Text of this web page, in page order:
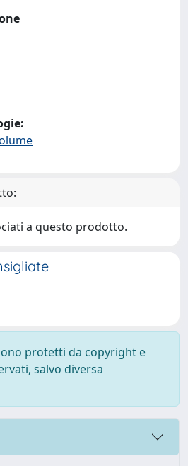
a questo prodotto.
protetti da copyright e
salvo diversa